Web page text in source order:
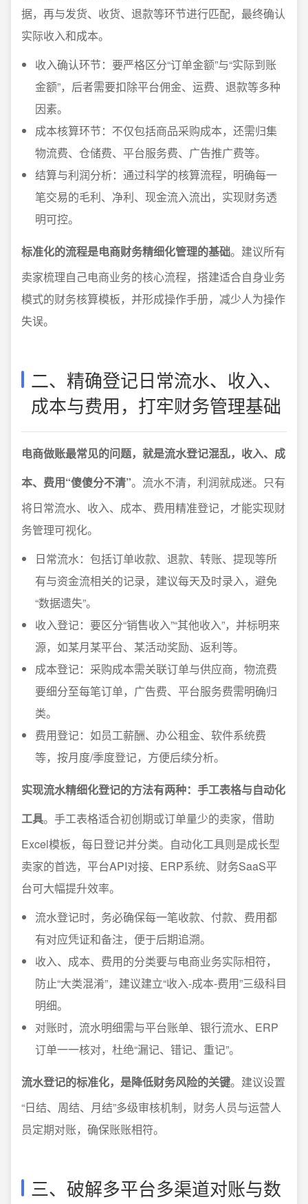
据，再与发货、收货、退款等环节进行匹配，最终确认
实际收入和成本。
收入确认环节：要严格区分“订单金额”与“实际到账
金额”，后者需要扣除平台佣金、运费、退款等多种
因素。
成本核算环节：不仅包括商品采购成本，还需归集
物流费、仓储费、平台服务费、广告推广费等。
结算与利润分析：通过科学的核算流程，明确每一
笔交易的毛利、净利、现金流入流出，实现财务透
明可控。
标准化的流程是电商财务精细化管理的基础。建议所有
卖家梳理自己电商业务的核心流程，搭建适合自身业务
模式的财务核算模板，并形成操作手册，减少人为操作
失误。
二、精确登记日常流水、收入、
成本与费用，打牢财务管理基础
电商做账最常见的问题，就是流水登记混乱，收入、成
本、费用“傻傻分不清”。流水不清，利润就成迷。只有
将日常流水、收入、成本、费用精准登记，才能实现财
务管理可视化。
日常流水：包括订单收款、退款、转账、提现等所
有与资金流相关的记录，建议每天及时录入，避免
“数据遗失”。
收入登记：要区分“销售收入”“其他收入”，并标明来
源，如某月某平台、某活动奖励、返利等。
成本登记：采购成本需关联订单与供应商，物流费
要细分至每笔订单，广告费、平台服务费需明确归
类。
费用登记：如员工薪酬、办公租金、软件系统费
等，按月度/季度登记，方便后续分析。
实现流水精细化登记的方法有两种：手工表格与自动化
工具。手工表格适合初创期或订单量少的卖家，借助
Excel模板，每日登记并分类。自动化工具则是成长型
卖家的首选，平台API对接、ERP系统、财务SaaS平
台可大幅提升效率。
流水登记时，务必确保每一笔收款、付款、费用都
有对应凭证和备注，便于后期追溯。
收入、成本、费用的分类要与电商业务实际相符，
防止“大类混淆”，建议建立“收入-成本-费用”三级科目
明细。
对账时，流水明细需与平台账单、银行流水、ERP
订单一一核对，杜绝“漏记、错记、重记”。
流水登记的标准化，是降低财务风险的关键。建议设置
“日结、周结、月结”多级审核机制，财务人员与运营人
员定期对账，确保账账相符。
三、破解多平台多渠道对账与数